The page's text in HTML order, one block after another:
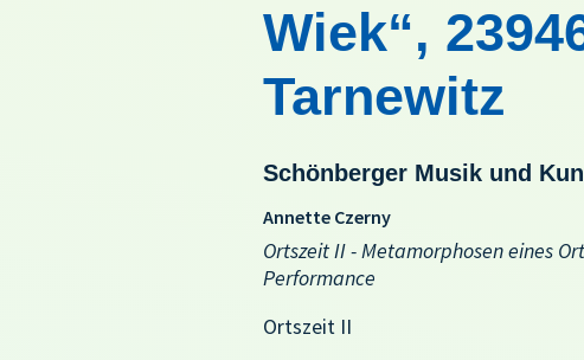
Wiek“,
Tarnewitz
Schönberger Musik und
Annette Czerny
Ortszeit II - Metamorphosen eines
Performance
Ortszeit II